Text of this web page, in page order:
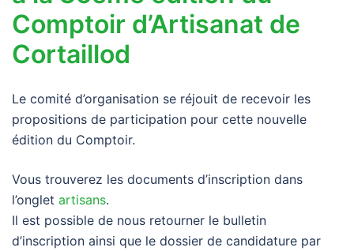
Comptoir d’Artisanat de
Cortaillod
Le comité d’organisation se réjouit de recevoir les
propositions de participation pour cette nouvelle
édition du Comptoir.
Vous trouverez les documents d’inscription dans
l’onglet artisans.
Il est possible de nous retourner le bulletin
d’inscription ainsi que le dossier de candidature par